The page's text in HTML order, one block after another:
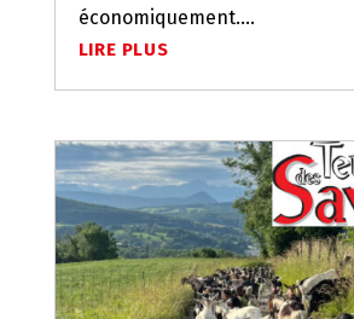
économiquement....
LIRE PLUS